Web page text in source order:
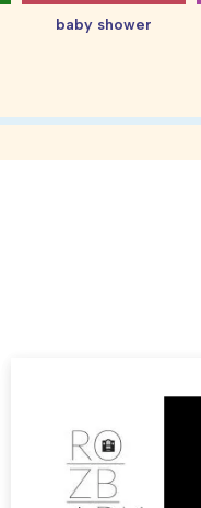
baby shower